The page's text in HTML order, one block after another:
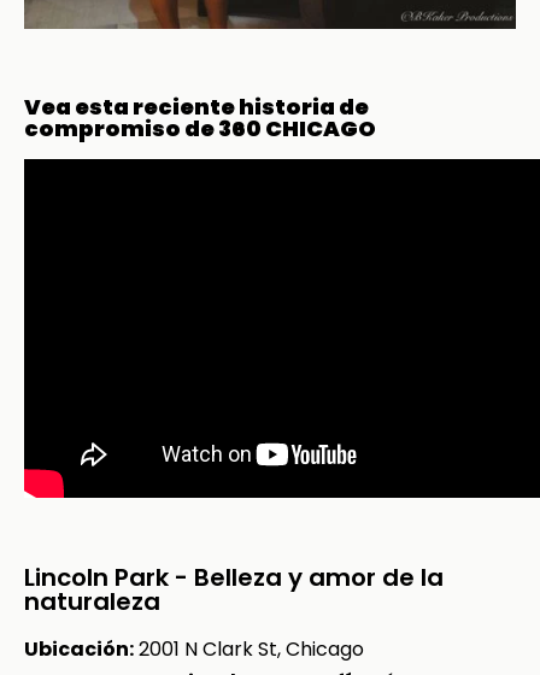
Vea esta reciente historia de
compromiso de 360 CHICAGO
Lincoln Park - Belleza y amor de la
naturaleza
Ubicación:2001 N Clark St, Chicago